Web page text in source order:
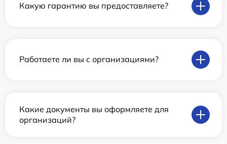
Какую гарантию вы предоставляете?
Работаете ли вы с организациями?
Какие документы вы оформляете для
организаций?